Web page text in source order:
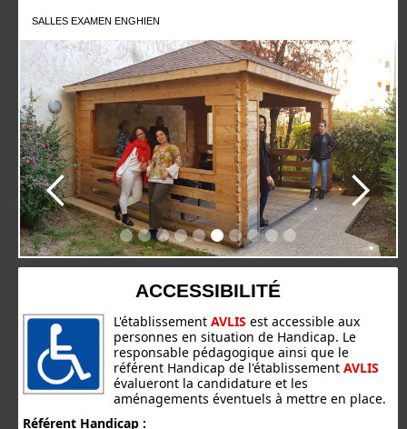
SALLES EXAMEN ENGHIEN
Slide 7 of 10.
ACCESSIBILITÉ
L'établissement AVLIS est accessible aux
personnes en situation de Handicap. Le
responsable pédagogique ainsi que le
référent Handicap de l'établissement AVLIS
évalueront la candidature et les
aménagements éventuels à mettre en place.
Référent Handicap :